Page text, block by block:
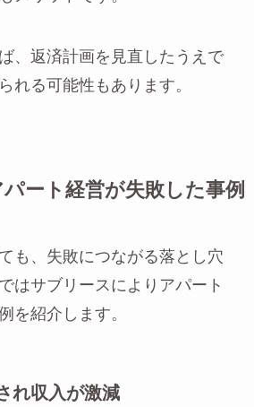
、返済計画を見直したうえで
れる可能性もあります。
ート経営が失敗した事例
も、失敗につながる落とし穴
はサブリースによりアパート
を紹介します。
れ収入が激減